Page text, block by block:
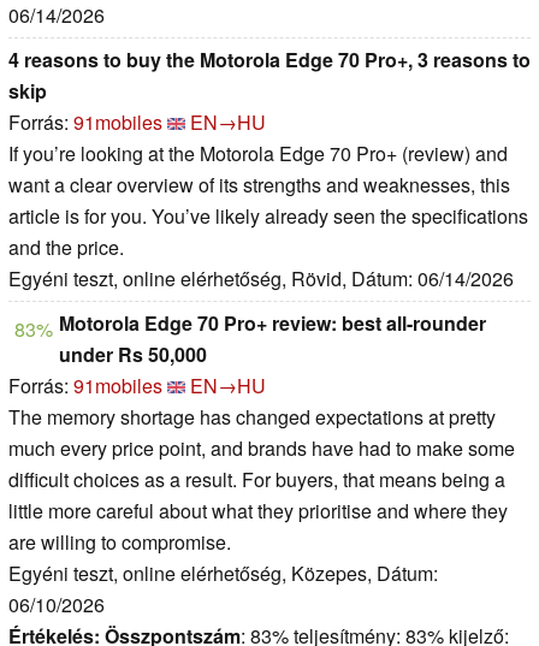
06/14/2026
4 reasons to buy the Motorola Edge 70 Pro+, 3 reasons to
skip
Forrás: 91mobiles
EN→HU
If you’re looking at the Motorola Edge 70 Pro+ (review) and
want a clear overview of its strengths and weaknesses, this
article is for you. You’ve likely already seen the specifications
and the price.
Egyéni teszt, online elérhetőség, Rövid, Dátum: 06/14/2026
83% Motorola Edge 70 Pro+ review: best all-rounder
under Rs 50,000
Forrás: 91mobiles
EN→HU
The memory shortage has changed expectations at pretty
much every price point, and brands have had to make some
difficult choices as a result. For buyers, that means being a
little more careful about what they prioritise and where they
are willing to compromise.
Egyéni teszt, online elérhetőség, Közepes, Dátum:
06/10/2026
Értékelés: Összpontszám: 83% teljesítmény: 83% kijelző: